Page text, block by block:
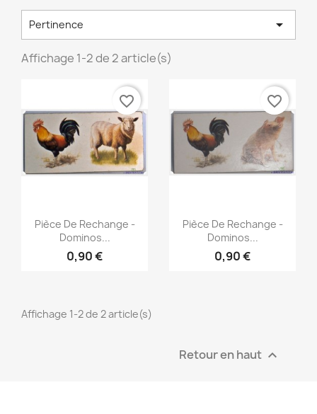
Pertinence 
Affichage 1-2 de 2 article(s)
Aperçu rapide
Pièce De Rechange -
Dominos...
0,90 €
favorite_border
Aperçu rapide
Pièce De Rechange -
Dominos...
0,90 €
favorite_border
Affichage 1-2 de 2 article(s)
Retour en haut 